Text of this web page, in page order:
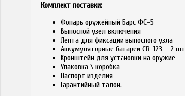
Комплект поставки:
Фонарь оружейный Барс ФС-5
Выносной узел включения
Лента для фиксации выносного узла
Аккумуляторные батареи CR-123 – 2 шт
Кронштейн для установки на оружие
Упаковка \ коробка
Паспорт изделия
Гарантийный талон.